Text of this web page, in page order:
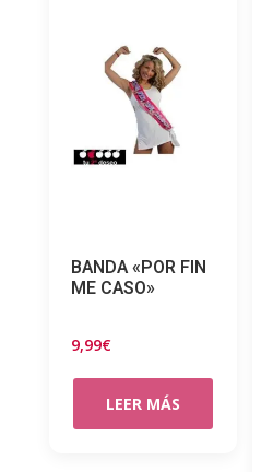
BANDA «POR FIN
ME CASO»
9,99€
LEER MÁS